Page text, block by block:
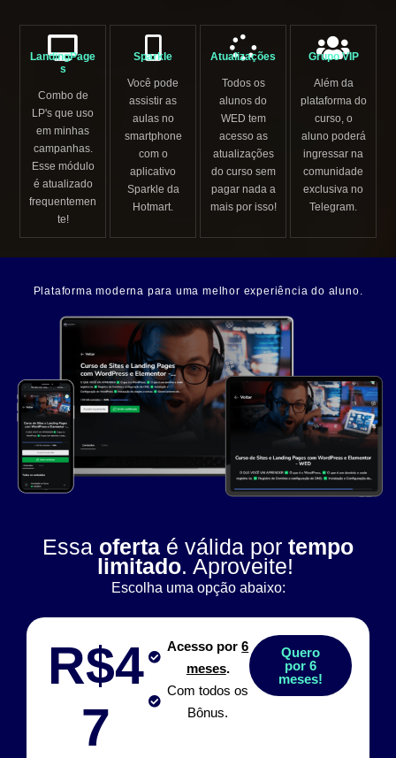
LandingPage
s
Combo de
LP's que uso
em minhas
campanhas.
Esse módulo
é atualizado
frequentemen
te!
Sparkle
Você pode
assistir as
aulas no
smartphone
com o
aplicativo
Sparkle da
Hotmart.
Atualizações
Todos os
alunos do
WED tem
acesso as
atualizações
do curso sem
pagar nada a
mais por isso!
Grupo VIP
Além da
plataforma do
curso, o
aluno poderá
ingressar na
comunidade
exclusiva no
Telegram.
Plataforma moderna para uma melhor experiência do aluno.
Essa oferta é válida por tempo
limitado. Aproveite!
Escolha uma opção abaixo:
R$4
7
Acesso por6
meses.
Com todos os
Bônus.
Quero
por 6
meses!